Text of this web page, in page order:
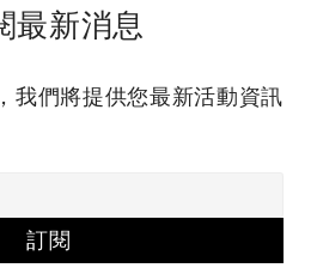
最新消息
我們將提供您最新活動資訊
訂閱